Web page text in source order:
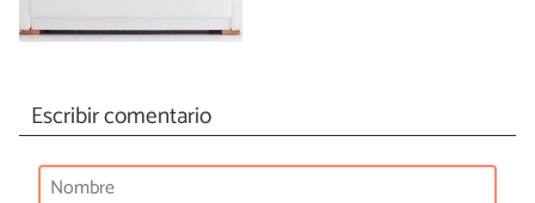
Escribir comentario